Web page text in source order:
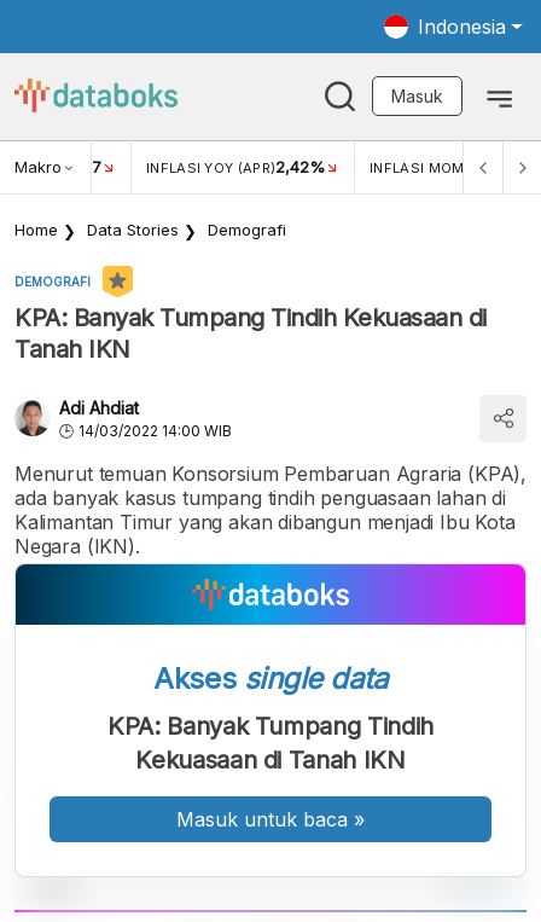
Indonesia
Masuk
Makro
USD/IDR 17 INFLASI YOY (APR)2,42% INFLASI MOM (APR)
Home Data Stories Demografi
DEMOGRAFI
KPA: Banyak Tumpang Tindih Kekuasaan di
Tanah IKN
Adi Ahdiat
14/03/2022 14:00 WIB
Menurut temuan Konsorsium Pembaruan Agraria (KPA),
ada banyak kasus tumpang tindih penguasaan lahan di
Kalimantan Timur yang akan dibangun menjadi Ibu Kota
Negara (IKN).
Akses single data
KPA: Banyak Tumpang Tindih
Kekuasaan di Tanah IKN
Masuk untuk baca »